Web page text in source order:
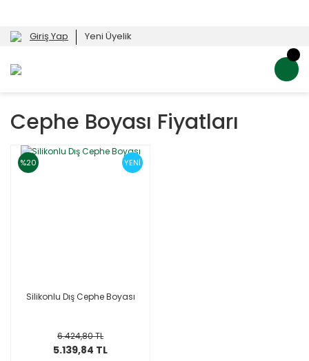
Giriş Yap Yeni Üyelik
Cephe Boyası Fiyatları
%20 YENİ
Silikonlu Dış Cephe Boyası
6.424,80 TL
5.139,84 TL